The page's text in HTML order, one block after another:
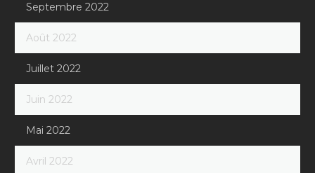
Septembre 2022
Août 2022
Juillet 2022
Juin 2022
Mai 2022
Avril 2022